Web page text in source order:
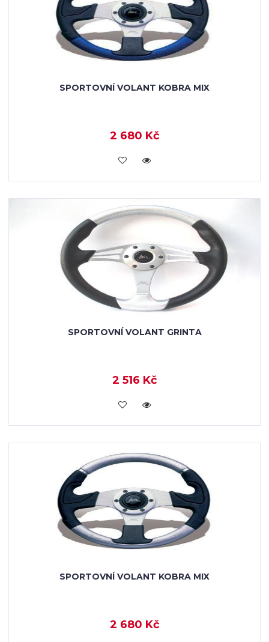
SPORTOVNÍ VOLANT KOBRA MIX
2 680 Kč
KOUPIT
SPORTOVNÍ VOLANT GRINTA
2 516 Kč
KOUPIT
SPORTOVNÍ VOLANT KOBRA MIX
2 680 Kč